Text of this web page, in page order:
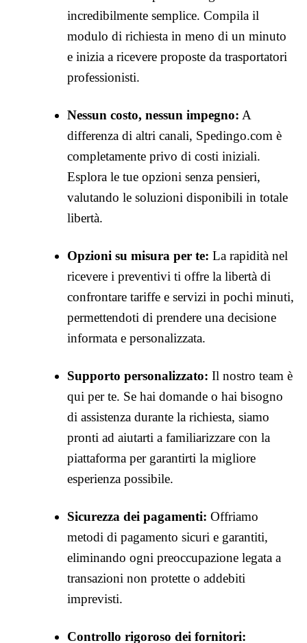
incredibilmente semplice. Compila il
modulo di richiesta in meno di un minuto
e inizia a ricevere proposte da trasportatori
professionisti.
Nessun costo, nessun impegno: A
differenza di altri canali, Spedingo.com è
completamente privo di costi iniziali.
Esplora le tue opzioni senza pensieri,
valutando le soluzioni disponibili in totale
libertà.
Opzioni su misura per te: La rapidità nel
ricevere i preventivi ti offre la libertà di
confrontare tariffe e servizi in pochi minuti,
permettendoti di prendere una decisione
informata e personalizzata.
Supporto personalizzato: Il nostro team è
qui per te. Se hai domande o hai bisogno
di assistenza durante la richiesta, siamo
pronti ad aiutarti a familiarizzare con la
piattaforma per garantirti la migliore
esperienza possibile.
Sicurezza dei pagamenti: Offriamo
metodi di pagamento sicuri e garantiti,
eliminando ogni preoccupazione legata a
transazioni non protette o addebiti
imprevisti.
Controllo rigoroso dei fornitori: